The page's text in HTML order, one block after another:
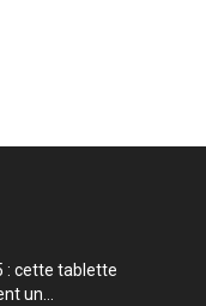
: cette tablette
un...